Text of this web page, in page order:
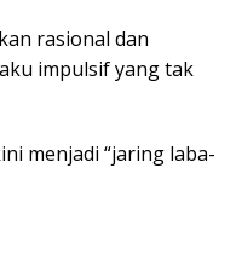
rasional dan
impulsif yang tak
menjadi “jaring laba-